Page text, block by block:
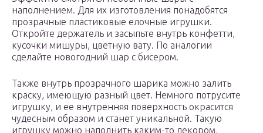
наполнением. Для их изготовления понадобятся
прозрачные пластиковые елочные игрушки.
Откройте держатель и засыпьте внутрь конфетти,
кусочки мишуры, цветную вату. По аналогии
сделайте новогодний шар с бисером.
Также внутрь прозрачного шарика можно залить
краску, имеющую разный цвет. Немного потрусите
игрушку, и ее внутренняя поверхность окрасится
чудесным образом и станет уникальной. Такую
игрушку можно наполнить каким-то декором,